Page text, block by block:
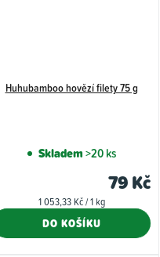
Huhubamboo hovězí filety 75 g
Skladem>20 ks
79 Kč
Měrná
1 053,33 Kč / 1 kg
DO KOŠÍKU